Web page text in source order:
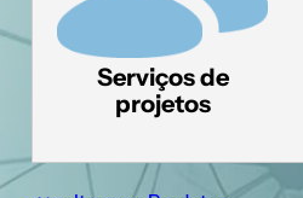
Serviços de
projetos